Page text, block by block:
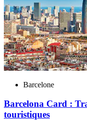
Barcelone
Barcelona Card :
touristiques